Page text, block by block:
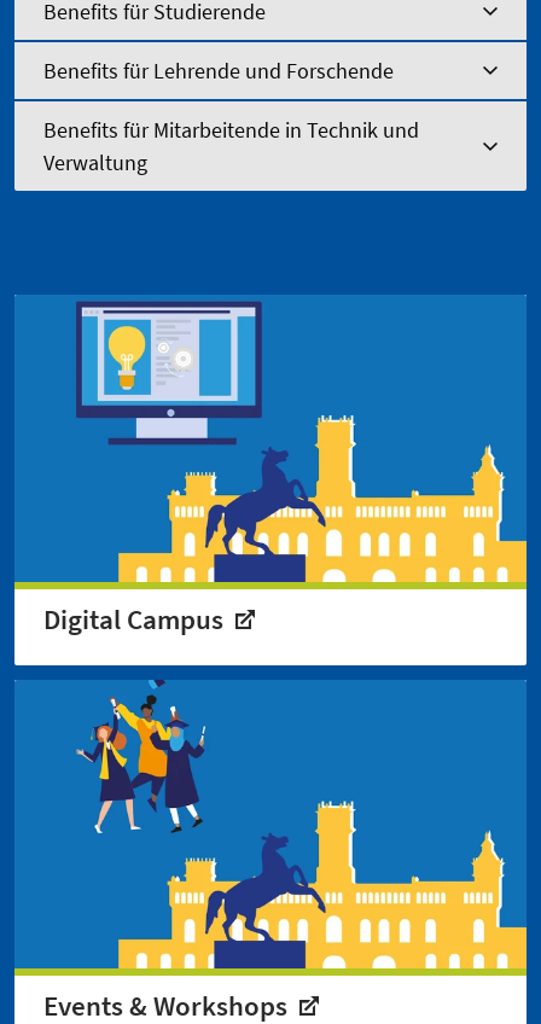
Benefits für Studierende
Benefits für Lehrende und Forschende
Benefits für Mitarbeitende in Technik und
Verwaltung
Digital Campus
Events & Workshops